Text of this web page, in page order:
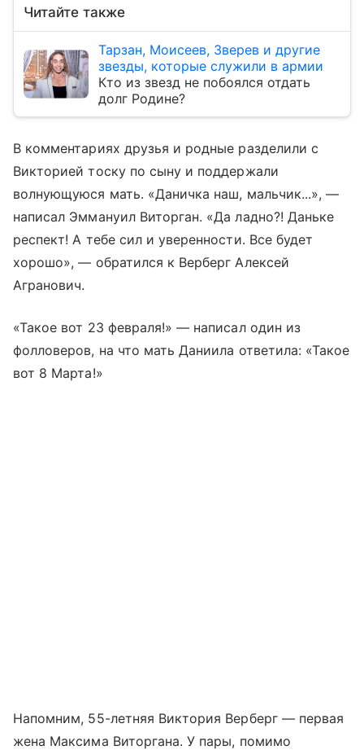
Читайте также
Тарзан, Моисеев, Зверев и другие
звезды, которые служили в армии
Кто из звезд не побоялся отдать
долг Родине?
В комментариях друзья и родные разделили с
Викторией тоску по сыну и поддержали
волнующуюся мать. «Даничка наш, мальчик...», —
написал Эммануил Виторган. «Да ладно?! Даньке
респект! А тебе сил и уверенности. Все будет
хорошо», — обратился к Верберг Алексей
Агранович.
«Такое вот 23 февраля!» — написал один из
фолловеров, на что мать Даниила ответила: «Такое
вот 8 Марта!»
Напомним, 55-летняя Виктория Верберг — первая
жена Максима Виторгана. У пары, помимо